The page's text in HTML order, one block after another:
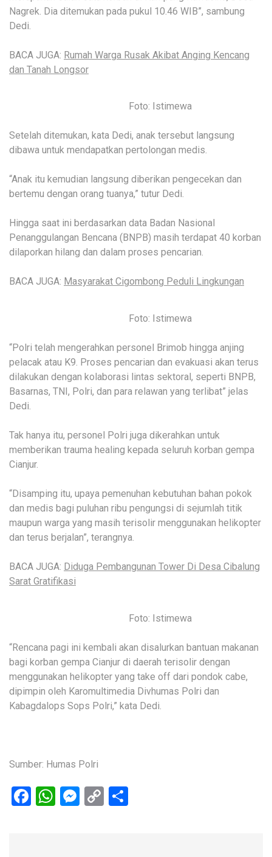
Nagrek. Dia ditemukan pada pukul 10.46 WIB”, sambung
Dedi.
BACA JUGA: Rumah Warga Rusak Akibat Anging Kencang
dan Tanah Longsor
Foto: Istimewa
Setelah ditemukan, kata Dedi, anak tersebut langsung
dibawa untuk mendapatkan pertolongan medis.
“Anak itu kemudian langsung diberikan pengecekan dan
bertemu dengan orang tuanya,” tutur Dedi.
Hingga saat ini berdasarkan data Badan Nasional
Penanggulangan Bencana (BNPB) masih terdapat 40 korban
dilaporkan hilang dan dalam proses pencarian.
BACA JUGA: Masyarakat Cigombong Peduli Lingkungan
Foto: Istimewa
“Polri telah mengerahkan personel Brimob hingga anjing
pelacak atau K9. Proses pencarian dan evakuasi akan terus
dilakukan dengan kolaborasi lintas sektoral, seperti BNPB,
Basarnas, TNI, Polri, dan para relawan yang terlibat” jelas
Dedi.
Tak hanya itu, personel Polri juga dikerahkan untuk
memberikan trauma healing kepada seluruh korban gempa
Cianjur.
“Disamping itu, upaya pemenuhan kebutuhan bahan pokok
dan medis bagi puluhan ribu pengungsi di sejumlah titik
maupun warga yang masih terisolir menggunakan helikopter
dan terus berjalan”, terangnya.
BACA JUGA: Diduga Pembangunan Tower Di Desa Cibalung
Sarat Gratifikasi
Foto: Istimewa
“Rencana pagi ini kembali akan disalurkan bantuan makanan
bagi korban gempa Cianjur di daerah terisolir dengan
menggunakan helikopter yang take off dari pondok cabe,
dipimpin oleh Karomultimedia Divhumas Polri dan
Kabagdalops Sops Polri,” kata Dedi.
Sumber: Humas Polri
Facebook
WhatsApp
Messenger
Copy